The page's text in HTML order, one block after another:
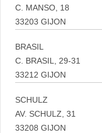
C. MANSO, 18
33203 GIJON
BRASIL
C. BRASIL, 29-31
33212 GIJON
SCHULZ
AV. SCHULZ, 31
33208 GIJON